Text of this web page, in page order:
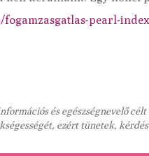
pearl-index
és egészségnevelő
ezért tünetek,